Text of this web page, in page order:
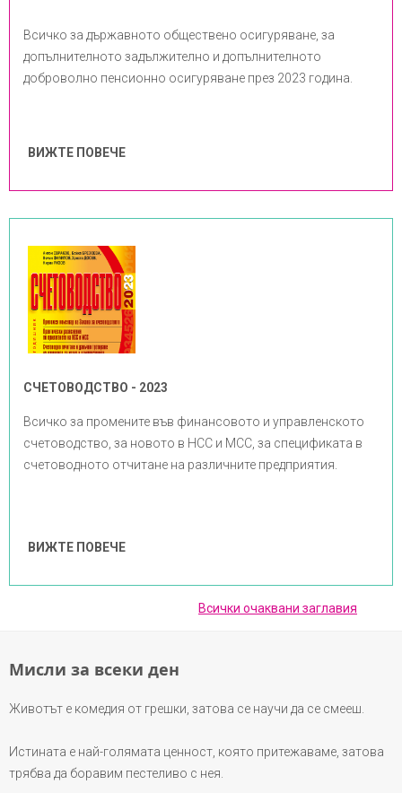
Всичко за държавното обществено осигуряване, за
допълнителното задължително и допълнителното
доброволно пенсионно осигуряване през 2023 година.
ВИЖТЕ ПОВЕЧЕ
СЧЕТОВОДСТВО - 2023
Всичко за промените във финансовото и управленското
счетоводство, за новото в НСС и МСС, за спецификата в
счетоводното отчитане на различните предприятия.
ВИЖТЕ ПОВЕЧЕ
Всички очаквани заглавия
Мисли за всеки ден
Животът е комедия от грешки, затова се научи да се смееш.
Истината е най-голямата ценност, която притежаваме, затова
трябва да боравим пестеливо с нея.